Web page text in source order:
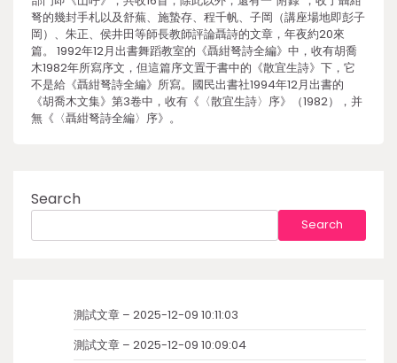
弩的幾封手札以及舒蕪、施蟄存、程千帆、子岡（講座場地即彭子
岡）、朱正、侯井田等師長教師評論聶詩的文章，年夜約20來
篇。 1992年12月出書舞蹈教室的《聶紺弩詩全編》中，收有胡喬
木1982年所寫序文，但這篇序文置于書中的《散宜生詩》下，它
不是給《聶紺弩詩全編》所寫。國民出書社1994年12月出書的
《胡喬木文集》第3卷中，收有《〈散宜生詩〉序》（1982），并
無《〈聶紺弩詩全編〉序》。
Search
Search
測試文章 – 2025-12-09 10:11:03
測試文章 – 2025-12-09 10:09:04